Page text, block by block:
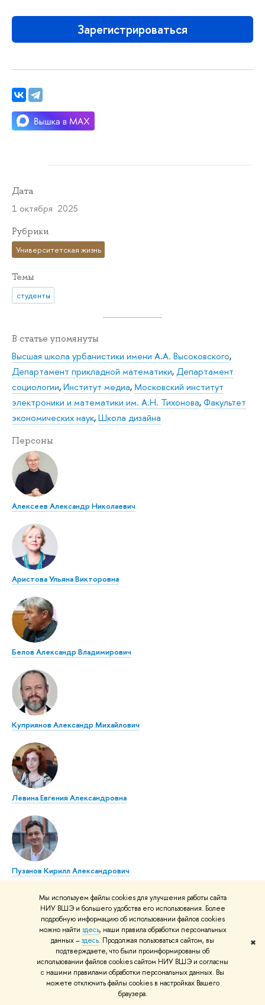
Мы используем файлы cookies для улучшения работы сайта
НИУ ВШЭ и большего удобства его использования. Более
подробную информацию об использовании файлов cookies
можно найти здесь, наши правила обработки персональных
данных –здесь. Продолжая пользоваться сайтом, вы
подтверждаете, что были проинформированы об
использовании файлов cookies сайтом НИУ ВШЭ и согласны
с нашими правилами обработки персональных данных. Вы
можете отключить файлы cookies в настройках Вашего
браузера.
✖
Зарегистрироваться
Дата
1 октября 2025
Рубрики
Университетская жизнь
Темы
студенты
В статье упомянуты
Высшая школа урбанистики имени А.А. Высоковского,
Департамент прикладной математики,Департамент
социологии,Институт медиа,Московский институт
электроники и математики им. А.Н. Тихонова,Факультет
экономических наук,Школа дизайна
Персоны
Алексеев Александр Николаевич
Аристова Ульяна Викторовна
Белов Александр Владимирович
Куприянов Александр Михайлович
Левина Евгения Александровна
Пузанов Кирилл Александрович
Степанова Мария Юрьевна